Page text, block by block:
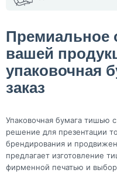
Премиальное
вашей
упаковочная
заказ
Упаковочная бумага тишью
решение для презентации
брендирования и
предлагает изготовление
фирменной печатью и